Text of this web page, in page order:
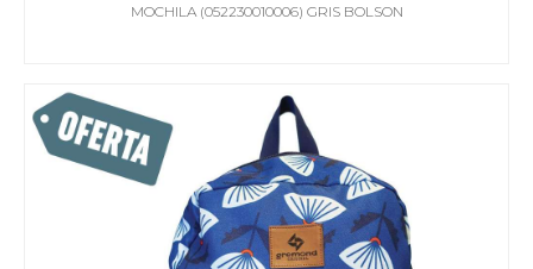
MOCHILA (052230010006) GRIS BOLSON